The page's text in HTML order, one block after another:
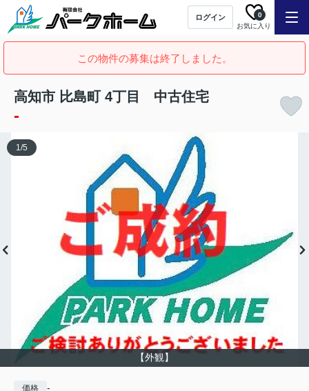
ログイン
お気に入り
0
この物件の募集は終了しました。
高知市 比島町 4丁目 中古住宅
-
【外観】
1/5
価格 -